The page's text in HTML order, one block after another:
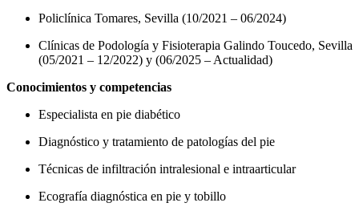
Policlínica Tomares, Sevilla (10/2021 – 06/2024)
Clínicas de Podología y Fisioterapia Galindo Toucedo, Sevilla
(05/2021 – 12/2022) y (06/2025 – Actualidad)
Conocimientos y competencias
Especialista en pie diabético
Diagnóstico y tratamiento de patologías del pie
Técnicas de infiltración intralesional e intraarticular
Ecografía diagnóstica en pie y tobillo